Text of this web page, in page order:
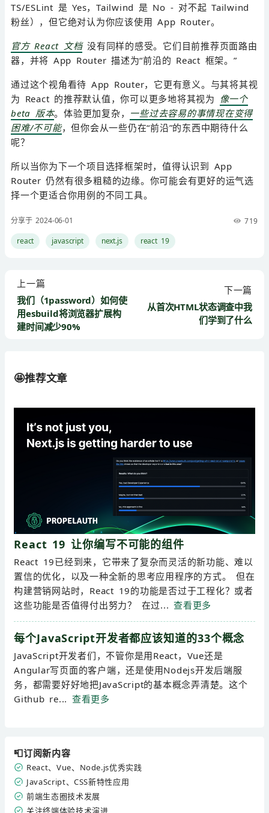
TS/ESLint 是 Yes，Tailwind 是 No - 对不起 Tailwind
粉丝），但它绝对认为你应该使用 App Router。
官方 React 文档没有同样的感受。它们目前推荐页面路由
器，并将 App Router 描述为“前沿的 React 框架。”
通过这个视角看待 App Router，它更有意义。与其将其视
为 React 的推荐默认值，你可以更多地将其视为 像一个
beta 版本。体验更加复杂， 一些过去容易的事情现在变得
困难/不可能，但你会从一些仍在“前沿”的东西中期待什么
呢？
所以当你为下一个项目选择框架时，值得认识到 App
Router 仍然有很多粗糙的边缘。你可能会有更好的运气选
择一个更适合你用例的不同工具。
分享于 2024-06-01
719
react
javascript next.js react 19
上一篇
我们（1password）如何使
用esbuild将浏览器扩展构
建时间减少90%
下一篇
从首次HTML状态调查中我
们学到了什么
🤩推荐文章
React 19 让你编写不可能的组件
React 19已经到来，它带来了复杂而灵活的新功能、难以
置信的优化，以及一种全新的思考应用程序的方式。 但在
构建营销网站时，React 19的功能是否过于工程化？或者
这些功能是否值得付出努力？ 在过... 查看更多
每个JavaScript开发者都应该知道的33个概念
JavaScript开发者们，不管你是用React，Vue还是
Angular写页面的客户端，还是使用Nodejs开发后端服
务，都需要好好地把JavaScript的基本概念弄清楚。这个
Github re... 查看更多
📮订阅新内容
React、Vue、Node.js优秀实践
JavaScript、CSS新特性应用
前端生态圈技术发展
关注终端体验技术演进